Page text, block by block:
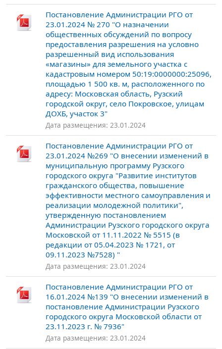
Постановление Администрации РГО от
23.01.2024 № 270 "О назначении
общественных обсуждений по вопросу
предоставления разрешения на условно
разрешенный вид использования
«магазины» для земельного участка с
кадастровым номером 50:19:0000000:25096,
площадью 1 500 кв. м, расположенного по
адресу: Московская область, Рузский
городской округ, село Покровское, улицам
ДОХБ, участок 3"
Дата размещения: 23.01.2024
Постановление Администрации РГО от
23.01.2024 №269 "О внесении изменений в
муниципальную программу Рузского
городского округа "Развитие институтов
гражданского общества, повышение
эффективности местного самоуправления и
реализации молодежной политики",
утвержденную постановлением
Администрации Рузского городского округа
Московской от 11.11.2022 № 5515 (в
редакции от 05.04.2023 № 1721, от
09.11.2023 №7528) "
Дата размещения: 23.01.2024
Постановление Администрации РГО от
16.01.2024 №139 "О внесении изменений в
постановление Администрации Рузского
городского округа Московской области от
23.11.2023 г. № 7936"
Дата размещения: 23.01.2024